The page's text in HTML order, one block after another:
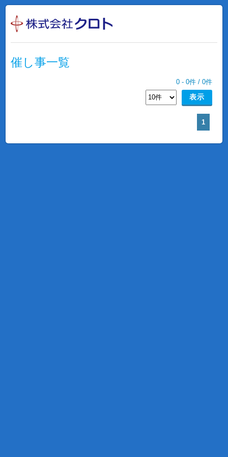
催し事一覧
0- 0件 / 0件
1